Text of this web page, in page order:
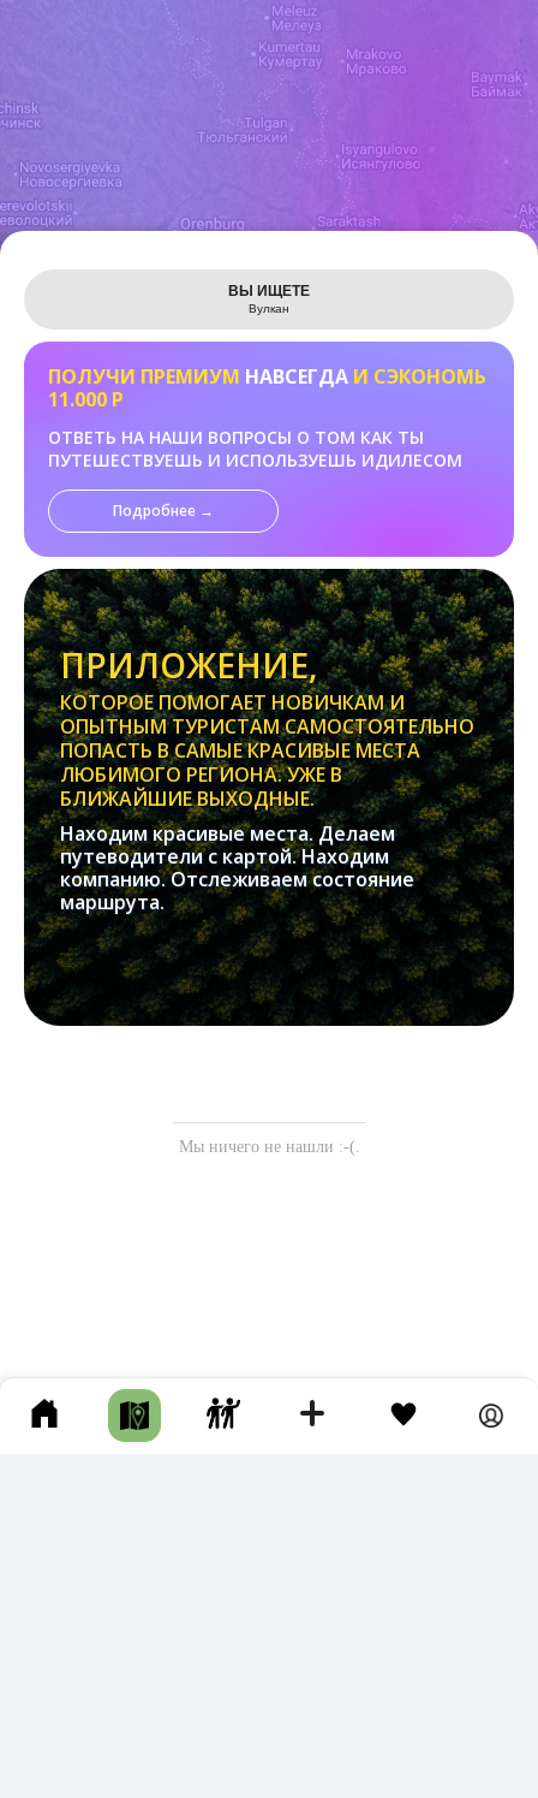
Leaflet
ВЫ ИЩЕТЕ
Вулкан
ПОЛУЧИ ПРЕМИУМ НАВСЕГДА И СЭКОНОМЬ
11.000 Р
ОТВЕТЬ НА НАШИ ВОПРОСЫ О ТОМ КАК ТЫ
ПУТЕШЕСТВУЕШЬ И ИСПОЛЬЗУЕШЬ ИДИЛЕСОМ
Подробнее →
ПРИЛОЖЕНИЕ,
КОТОРОЕ ПОМОГАЕТ НОВИЧКАМ И
ОПЫТНЫМ ТУРИСТАМ САМОСТОЯТЕЛЬНО
ПОПАСТЬ В САМЫЕ КРАСИВЫЕ МЕСТА
ЛЮБИМОГО РЕГИОНА. УЖЕ В
БЛИЖАЙШИЕ ВЫХОДНЫЕ.
Находим красивые места. Делаем
путеводители с картой. Находим
компанию. Отслеживаем состояние
маршрута.
Мы ничего не нашли :-(.